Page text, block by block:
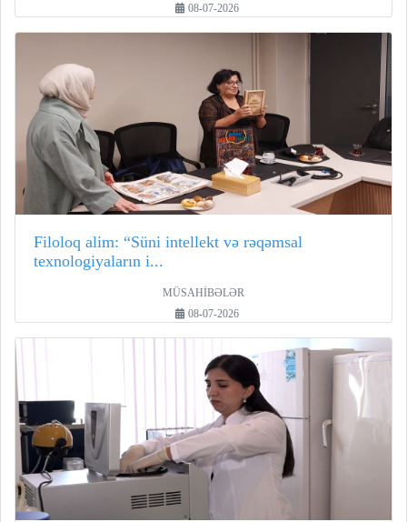
08-07-2026
Filoloq alim: “Süni intellekt və rəqəmsal
texnologiyaların i...
MÜSAHİBƏLƏR
08-07-2026